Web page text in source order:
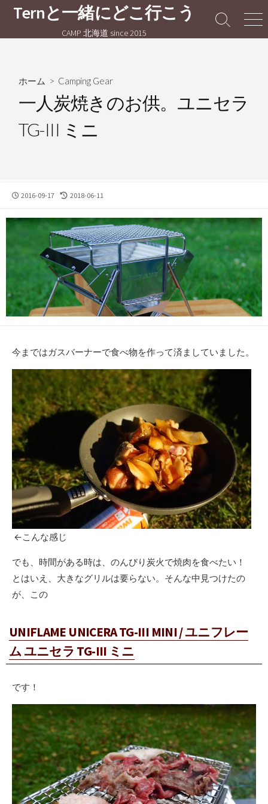
テ
Ternと一緒にどこ行こう
CAMP 北海道 since 2015
検
メ
ホーム > Camping Gear
一人炭焼きのお供。ユニセラ
TG-III ミニ
公
日
2016-09-17
最
更
新
日
2018-06-11
今まではガスバーナーで食べ物を作って済ましていました。
←こんな感じ
でも、時間がある時は、のんびり炭火で焼肉を食べたい！
とはいえ、大きなグリルは要らない。そんな中見つけたの
が、この
UNIFLAME UNICERA TG-III MINI / ユニフレー
ム ユニセラ TG-III ミニ
です！